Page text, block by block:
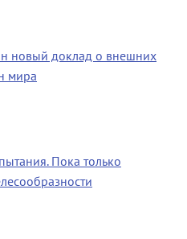
новый доклад о внешних
мира
Пока только